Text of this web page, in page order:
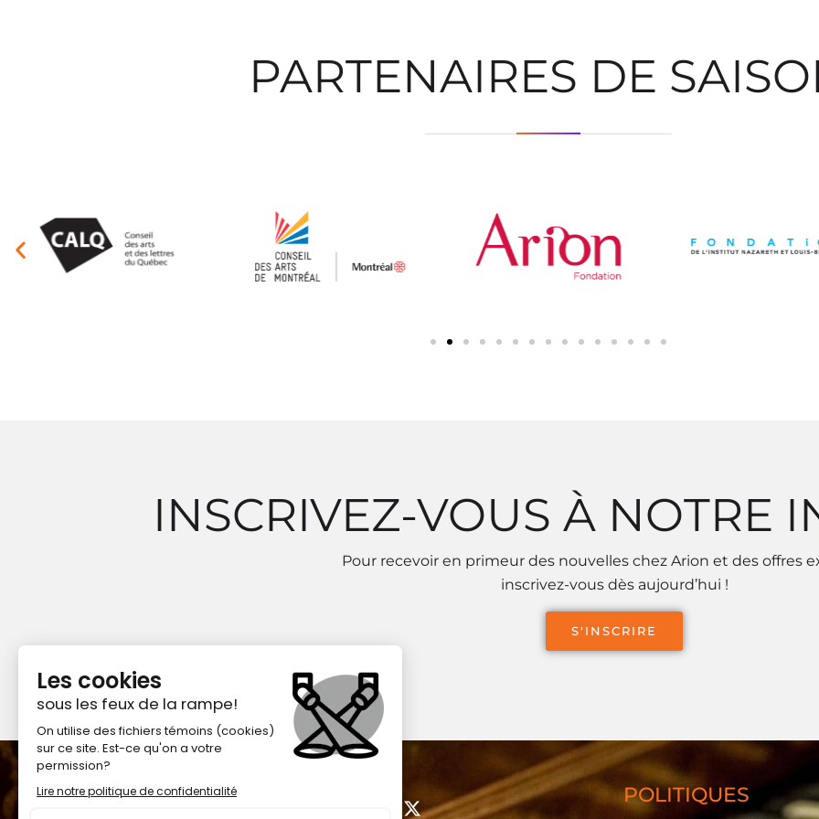
PARTENAIRES DE
INSCRIVEZ-VOUS À NOTRE
Pour recevoir en primeur des nouvelles chez Arion et des offres
inscrivez-vous dès aujourd’hui !
S'INSCRIRE
POLITIQUES